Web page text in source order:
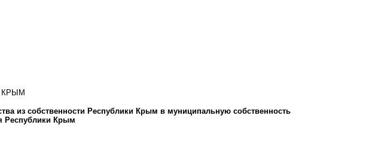
КРЫМ
из собственности Республики Крым в муниципальную собственность
Республики Крым